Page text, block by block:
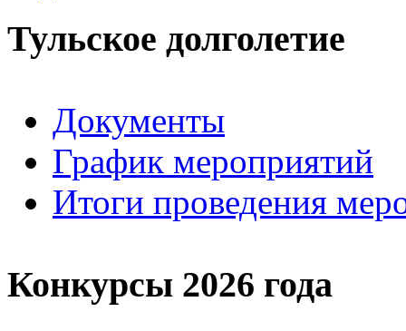
Тульское долголетие
Документы
График мероприятий
Итоги проведения
Конкурсы 2026 года